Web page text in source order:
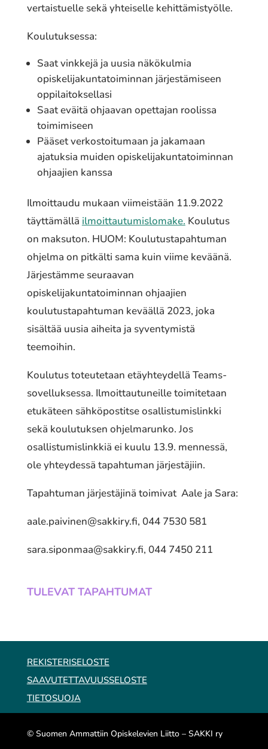
vertaistuelle sekä yhteiselle kehittämistyölle.
Koulutuksessa:
Saat vinkkejä ja uusia näkökulmia
opiskelijakuntatoiminnan järjestämiseen
oppilaitoksellasi
Saat eväitä ohjaavan opettajan roolissa
toimimiseen
Pääset verkostoitumaan ja jakamaan
ajatuksia muiden opiskelijakuntatoiminnan
ohjaajien kanssa
Ilmoittaudu mukaan viimeistään 11.9.2022
täyttämällä ilmoittautumislomake. Koulutus
on maksuton. HUOM: Koulutustapahtuman
ohjelma on pitkälti sama kuin viime keväänä.
Järjestämme seuraavan
opiskelijakuntatoiminnan ohjaajien
koulutustapahtuman keväällä 2023, joka
sisältää uusia aiheita ja syventymistä
teemoihin.
Koulutus toteutetaan etäyhteydellä Teams-
sovelluksessa. Ilmoittautuneille toimitetaan
etukäteen sähköpostitse osallistumislinkki
sekä koulutuksen ohjelmarunko. Jos
osallistumislinkkiä ei kuulu 13.9. mennessä,
ole yhteydessä tapahtuman järjestäjiin.
Tapahtuman järjestäjinä toimivat Aale ja Sara:
aale.paivinen@sakkiry.fi, 044 7530 581
sara.siponmaa@sakkiry.fi, 044 7450 211
TULEVAT TAPAHTUMAT
REKISTERISELOSTE
SAAVUTETTAVUUSSELOSTE
TIETOSUOJA
© Suomen Ammattiin Opiskelevien Liitto – SAKKI ry